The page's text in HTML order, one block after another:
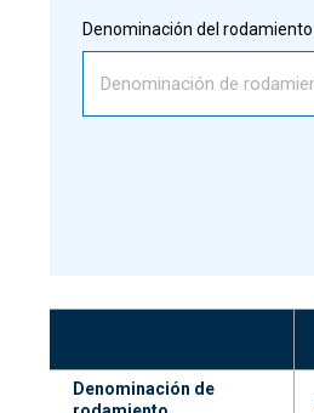
Denominación del rodamiento
Denominación de